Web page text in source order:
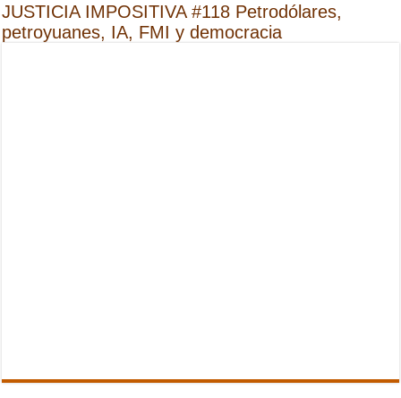
JUSTICIA IMPOSITIVA #118 Petrodólares,
petroyuanes, IA, FMI y democracia